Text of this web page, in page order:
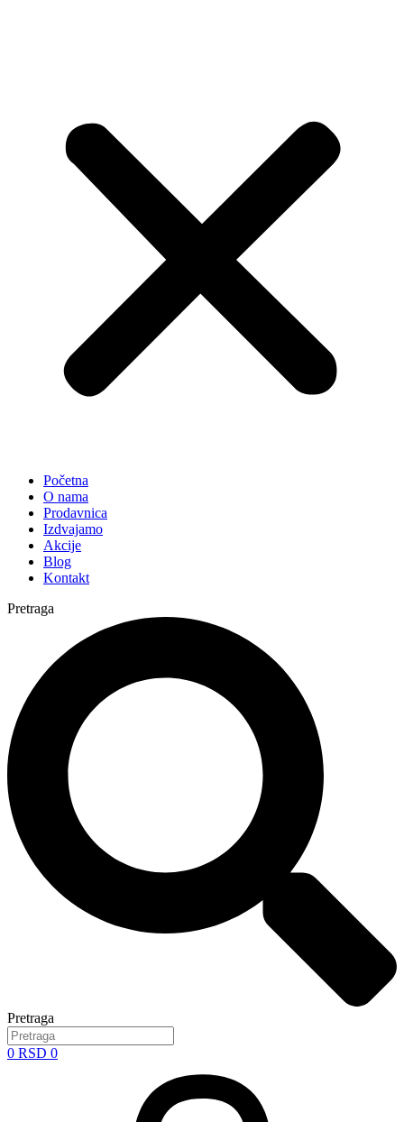
Početna
O nama
Prodavnica
Izdvajamo
Akcije
Blog
Kontakt
Pretraga
Pretraga
0 RSD 0